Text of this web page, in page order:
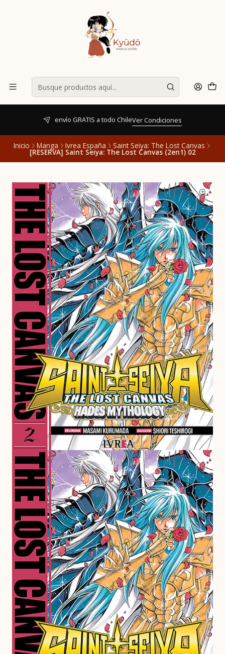
envío GRATIS a todo ChileVer Condiciones
Inicio Manga Ivrea España Saint Seiya: The Lost Canvas
[RESERVA] Saint Seiya: The Lost Canvas (2en1) 02